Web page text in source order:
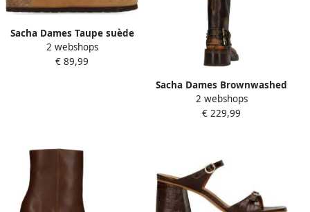
Sacha Dames Taupe suède
clogs met franjes
2 webshops
€ 89,99
Sacha Dames Brownwashed
buckle biker boots
2 webshops
€ 229,99